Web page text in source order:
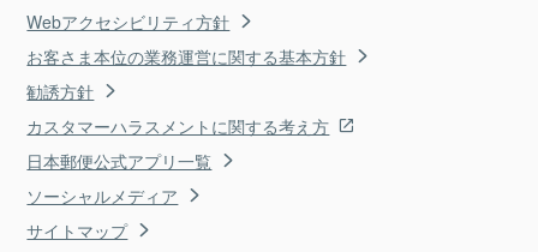
Webアクセシビリティ方針
お客さま本位の業務運営に関する基本方針
勧誘方針
カスタマーハラスメントに関する考え方
日本郵便公式アプリ一覧
ソーシャルメディア
サイトマップ